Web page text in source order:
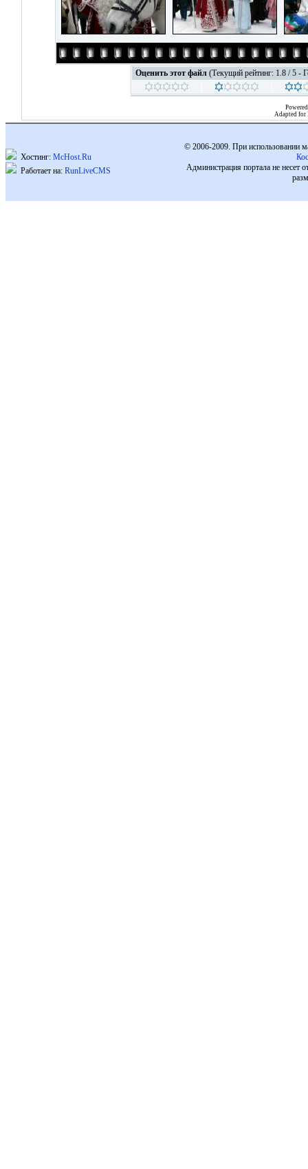
Оценить этот файл (Текущий рейтинг: 1.8 / 5 -
Adapted for
Хостинг: McHost.Ru
Работает на: RunLiveCMS
© 2006-2009. При использовании
Администрация портала не несет